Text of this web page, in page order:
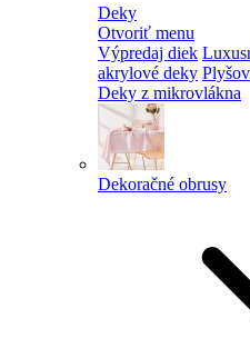
Deky
Otvoriť menu
Výpredaj diek
akrylové deky
Deky z mikrovlákna
Dekoračné obrusy